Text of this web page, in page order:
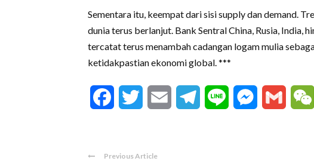
Sementara itu, keempat dari sisi supply dan demand.
dunia terus berlanjut. Bank Sentral China, Rusia, India,
tercatat terus menambah cadangan logam mulia
ketidakpastian ekonomi global. ***
FacebookTwitter Email Telegram
Line Messenger
Gmail
Previous Article